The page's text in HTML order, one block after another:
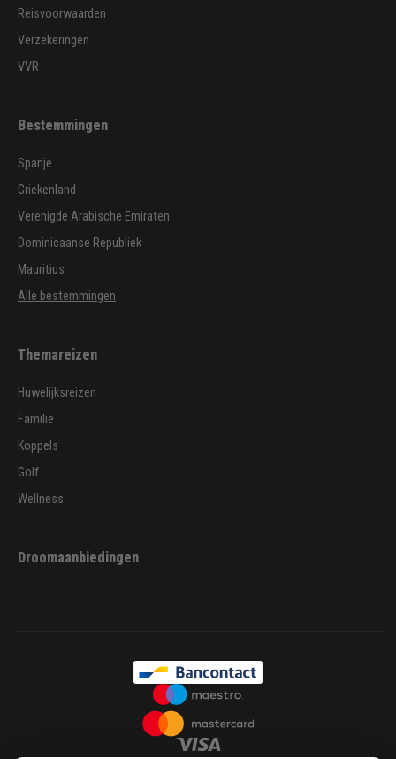
Reisvoorwaarden
Verzekeringen
VVR
Bestemmingen
Spanje
Griekenland
Verenigde Arabische Emiraten
Dominicaanse Republiek
Mauritius
Alle bestemmingen
Themareizen
Huwelijksreizen
Familie
Koppels
Golf
Wellness
Droomaanbiedingen